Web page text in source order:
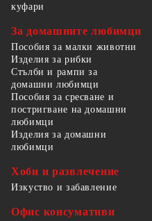
куфари
За домашните любимци
Пособия за малки животни
Изделия за рибки
Стълби и рампи за
домашни любимци
Пособия за сресване и
постригване на домашни
любимци
Изделия за домашни
любимци
Хоби и развлечение
Изкуство и забавление
Офис консумативи